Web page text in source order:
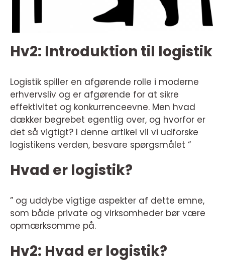
Hv2: Introduktion til logistik
Logistik spiller en afgørende rolle i moderne
erhvervsliv og er afgørende for at sikre
effektivitet og konkurrenceevne. Men hvad
dækker begrebet egentlig over, og hvorfor er
det så vigtigt? I denne artikel vil vi udforske
logistikens verden, besvare spørgsmålet “
Hvad er logistik?
” og uddybe vigtige aspekter af dette emne,
som både private og virksomheder bør være
opmærksomme på.
Hv2: Hvad er logistik?